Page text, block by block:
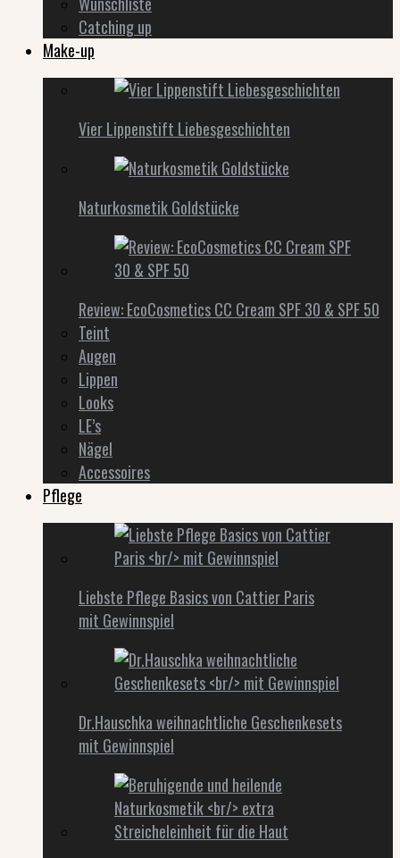
Catching up
Make-up
Vier Lippenstift Liebesgeschichten
Naturkosmetik Goldstücke
Review: EcoCosmetics CC Cream SPF 30 & SPF 50
Teint
Augen
Lippen
Looks
LE’s
Nägel
Accessoires
Pflege
Liebste Pflege Basics von Cattier Paris
mit Gewinnspiel
Dr.Hauschka weihnachtliche Geschenkesets
mit Gewinnspiel